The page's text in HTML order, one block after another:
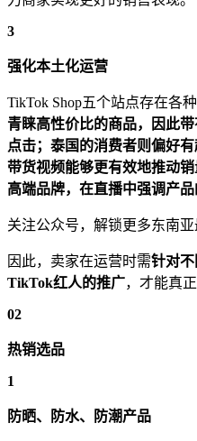
3
强化本土化运营
TikTok Shop五个站点存在各
青睐高性价比的商品，因此
点击；泰国的消费者则偏好
带货视频能够更有效地推动
高端品牌，在直播中强调产
关注公众号，解锁更多东南
因此，卖家在运营时需针对
TikTok红人的推广，才能真
02
热销选品
1
防晒、防水、防潮产品